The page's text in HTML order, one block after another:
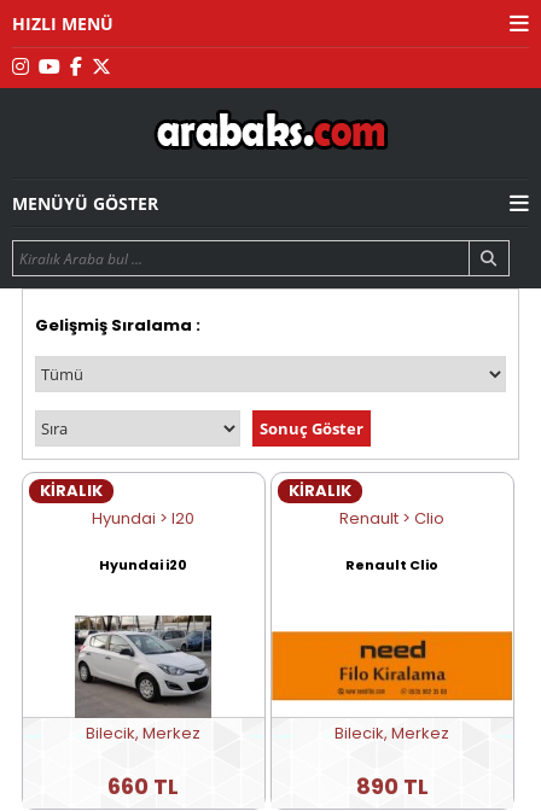
HIZLI MENÜ
MENÜYÜ GÖSTER
Gelişmiş Sıralama :
KİRALIK
Hyundai > I20
Hyundai i20
Bilecik, Merkez
660 TL
KİRALIK
Renault > Clio
Renault Clio
Bilecik, Merkez
890 TL